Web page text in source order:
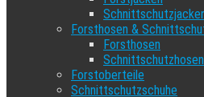
Forsthosen &
Forsthosen
Schnittschutzhosen
Forstoberteile
Schnittschutzschuhe